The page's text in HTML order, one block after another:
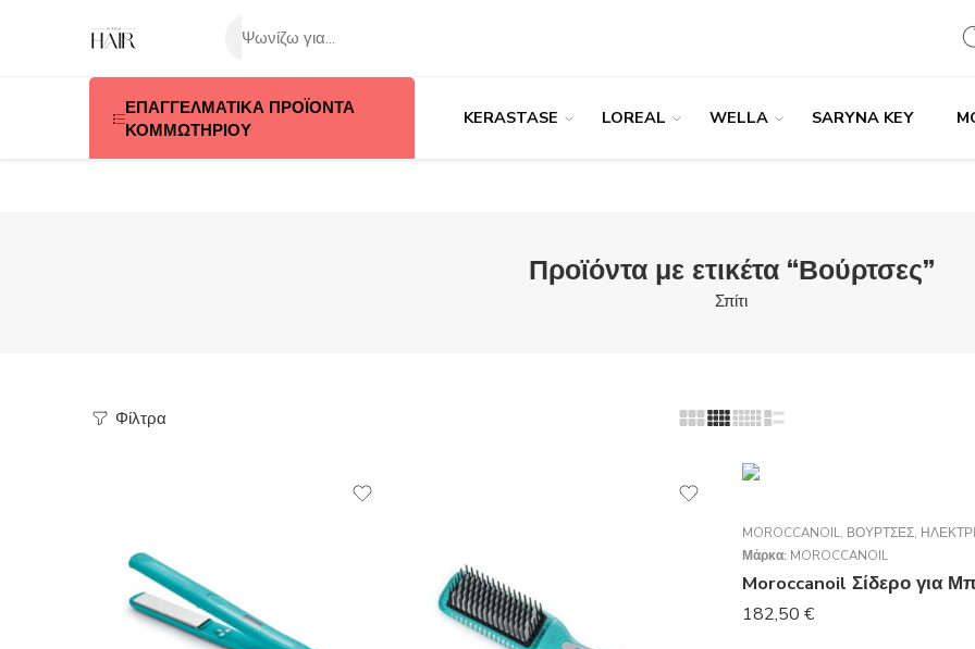
ΕΠΑΓΓΕΛΜΑΤΙΚΑ ΠΡΟΪΟΝΤΑ
ΚΟΜΜΩΤΗΡΙΟΥ
KERASTASE LOREAL WELLA SARYNA KEY
Προϊόντα με ετικέτα “Βούρτσες”
Σπίτι
Φίλτρα
MOROCCANOIL, ΒΟΎΡΤΣΕΣ,
Μάρκα: MOROCCANOIL
182,50 €